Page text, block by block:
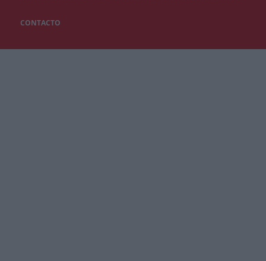
CONTACTO